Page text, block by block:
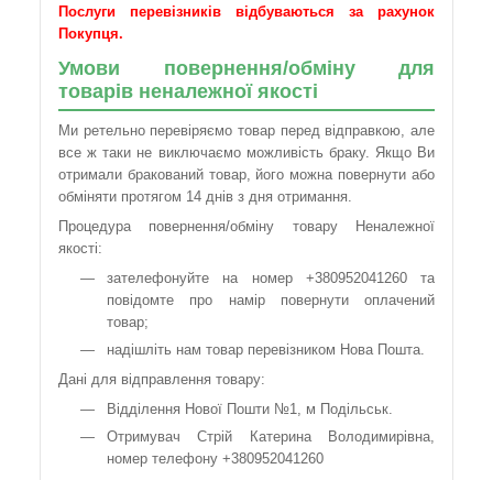
Послуги перевізників відбуваються за рахунок
Покупця.
Умови повернення/обміну для
товарів неналежної якості
Ми ретельно перевіряємо товар перед відправкою, але
все ж таки не виключаємо можливість браку. Якщо Ви
отримали бракований товар, його можна повернути або
обміняти протягом 14 днів з дня отримання.
Процедура повернення/обміну товару Неналежної
якості:
зателефонуйте на номер +380952041260 та
повідомте про намір повернути оплачений
товар;
надішліть нам товар перевізником Нова Пошта.
Дані для відправлення товару:
Відділення Нової Пошти №1, м Подільськ.
Отримувач Стрій Катерина Володимирівна,
номер телефону +380952041260